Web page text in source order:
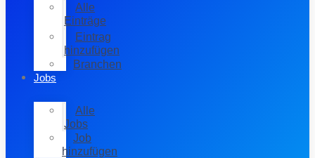
Alle
Einträge
Eintrag
hinzufügen
Branchen
Jobs
Alle
Jobs
Job
hinzufügen